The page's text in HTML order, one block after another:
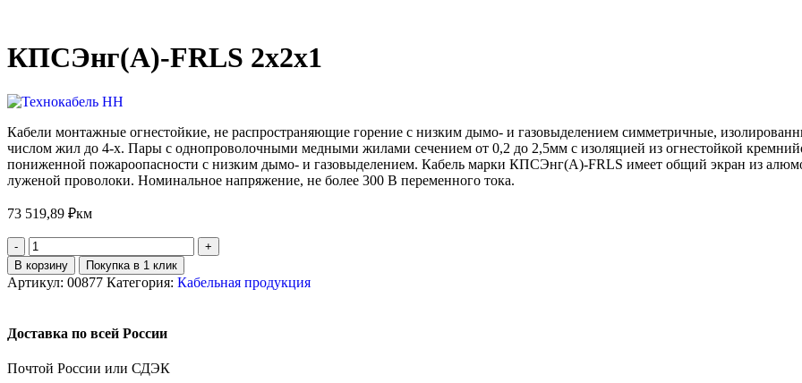
КПСЭнг(А)-FRLS 2х2х1
Кабели монтажные огнестойкие, не распространяющие горение с низким дымо- и газовыделением симметричные,
числом жил до 4-х. Пары с однопроволочными медными жилами сечением от 0,2 до 2,5мм с изоляцией из огнестойкой
пониженной пожароопасности с низким дымо- и газовыделением. Кабель марки КПСЭнг(А)-FRLS имеет общий экран из
луженой проволоки. Номинальное напряжение, не более 300 В переменного тока.
73 519,89 ₽км
В корзину Покупка в 1 клик
Артикул: 00877 Категория: Кабельная продукция
Доставка по всей России
Почтой России или СДЭК